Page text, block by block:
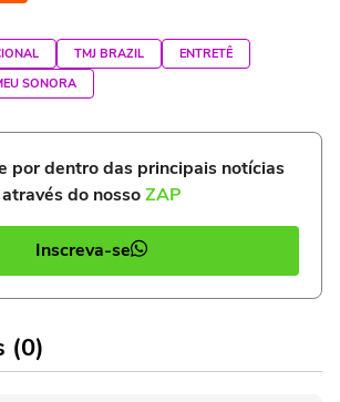
TMJ BRAZIL
ENTRETÊ
SONORA
por dentro das principais notícias
através do nossoZAP
Inscreva-se
(0)